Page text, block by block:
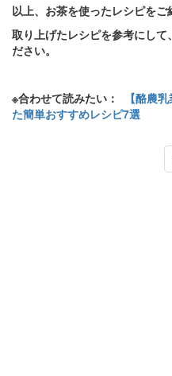
以上、お茶を使ったレシピをご
取り上げたレシピを参考にして
ださい。
※合わせて読みたい：
【酪農
た簡単おすすめレシピ7選